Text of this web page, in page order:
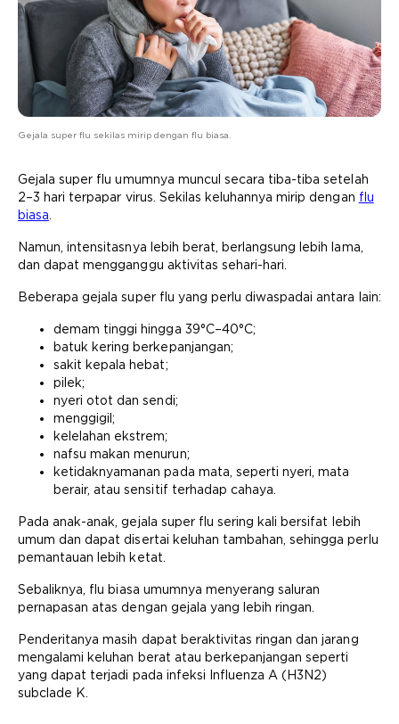
Gejala super flu sekilas mirip dengan flu biasa.
Gejala super flu umumnya muncul secara tiba-tiba setelah
2–3 hari terpapar virus. Sekilas keluhannya mirip dengan flu
biasa
Namun, intensitasnya lebih berat, berlangsung lebih lama,
dan dapat mengganggu aktivitas sehari-hari.
Beberapa gejala super flu yang perlu diwaspadai antara lain:
demam tinggi hingga 39°C–40°C;
batuk kering berkepanjangan;
sakit kepala hebat;
pilek;
nyeri otot dan sendi;
menggigil;
kelelahan ekstrem;
nafsu makan menurun;
ketidaknyamanan pada mata, seperti nyeri, mata
berair, atau sensitif terhadap cahaya.
Pada anak-anak, gejala super flu sering kali bersifat lebih
umum dan dapat disertai keluhan tambahan, sehingga perlu
pemantauan lebih ketat.
Sebaliknya, flu biasa umumnya menyerang saluran
pernapasan atas dengan gejala yang lebih ringan.
Penderitanya masih dapat beraktivitas ringan dan jarang
mengalami keluhan berat atau berkepanjangan seperti
yang dapat terjadi pada infeksi Influenza A (H3N2)
subclade K.